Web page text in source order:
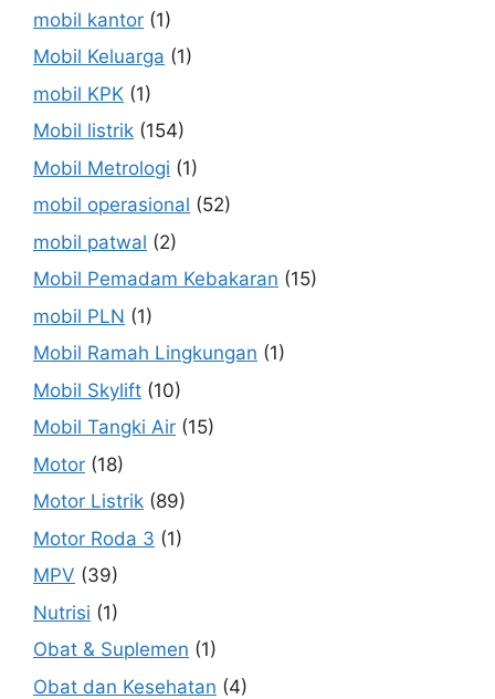
mobil kantor (1)
Mobil Keluarga (1)
mobil KPK (1)
Mobil listrik (154)
Mobil Metrologi (1)
mobil operasional (52)
mobil patwal (2)
Mobil Pemadam Kebakaran (15)
mobil PLN (1)
Mobil Ramah Lingkungan (1)
Mobil Skylift (10)
Mobil Tangki Air (15)
Motor (18)
Motor Listrik (89)
Motor Roda 3 (1)
MPV (39)
Nutrisi (1)
Obat & Suplemen (1)
Obat dan Kesehatan (4)